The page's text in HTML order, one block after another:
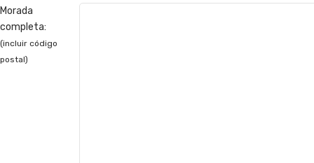
Morada
completa:
(incluir código
postal)